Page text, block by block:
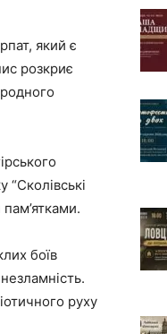
який є
розкриє
боїв
руху